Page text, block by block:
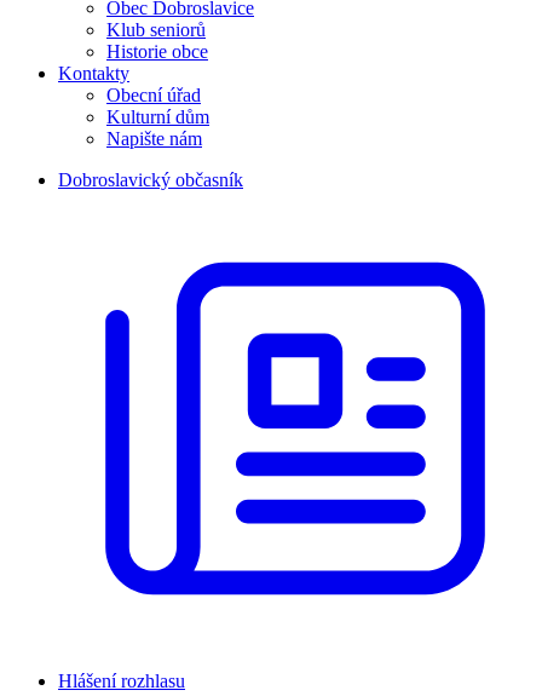
Obec Dobroslavice
Klub seniorů
Historie obce
Kontakty
Obecní úřad
Kulturní dům
Napište nám
Dobroslavický občasník
Hlášení rozhlasu